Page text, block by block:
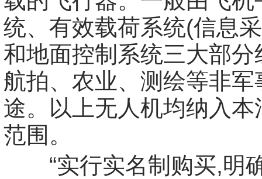
统、有效载荷系统(信息
和地面控制系统三大部分
航拍、农业、测绘等非军
途。以上无人机均纳入本
范围。
“实行实名制购买,明